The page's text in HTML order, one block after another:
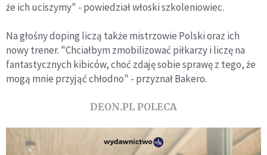
że ich uciszymy" - powiedział włoski szkoleniowiec.
Na głośny doping liczą także mistrzowie Polski oraz ich
nowy trener. "Chciałbym zmobilizować piłkarzy i liczę na
fantastycznych kibiców, choć zdaję sobie sprawę z tego, że
mogą mnie przyjąć chłodno" - przyznał Bakero.
DEON.PL POLECA